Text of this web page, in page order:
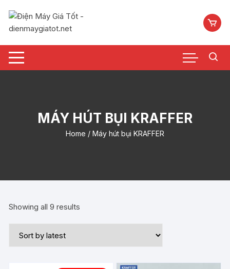
nội
MÁY HÚT BỤI KRAFFER
Home / Máy hút bụi KRAFFER
Showing all 9 results